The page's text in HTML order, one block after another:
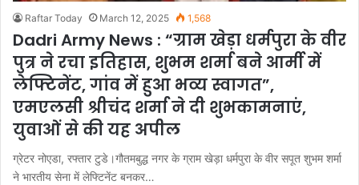
Raftar Today March 12, 2025 1,568
Dadri Army News : “ग्राम खेड़ा धर्मपुरा के वीर
पुत्र ने रचा इतिहास, शुभम शर्मा बने आर्मी में
लेफ्टिनेंट, गांव में हुआ भव्य स्वागत”,
एमएलसी श्रीचंद शर्मा ने दी शुभकामनाएं,
युवाओं से की यह अपील
ग्रेटर नोएडा, रफ्तार टुडे।गौतमबुद्ध नगर के ग्राम खेड़ा धर्मपुरा के वीर सपूत शुभम शर्मा
ने भारतीय सेना में लेफ्टिनेंट बनकर…